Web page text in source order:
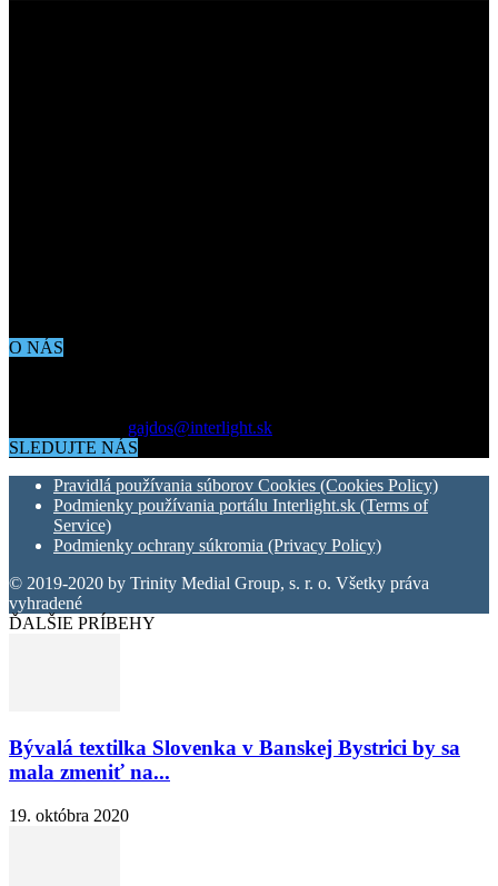
O NÁS
gajdos@interlight.sk
SLEDUJTE NÁS
Pravidlá používania súborov Cookies (Cookies Policy)
Podmienky používania portálu Interlight.sk (Terms of
Service)
Podmienky ochrany súkromia (Privacy Policy)
© 2019-2020 by Trinity Medial Group, s. r. o. Všetky práva
vyhradené
ĎALŠIE PRÍBEHY
Bývalá textilka Slovenka v Banskej Bystrici by sa
mala zmeniť na...
19. októbra 2020